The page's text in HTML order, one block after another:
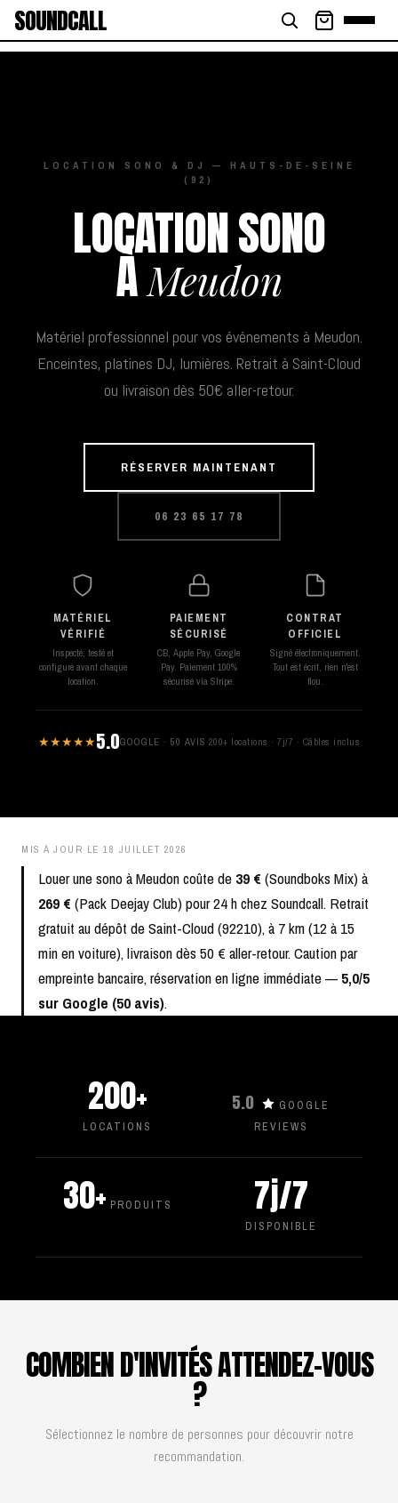
SOUNDCALL
LOCATION SONO & DJ — HAUTS-DE-SEINE
(92)
LOCATION SONO
ÀMeudon
Matériel professionnel pour vos événements à Meudon.
Enceintes, platines DJ, lumières. Retrait à Saint-Cloud
ou livraison dès 50€ aller-retour.
RÉSERVER MAINTENANT
06 23 65 17 78
MATÉRIEL
VÉRIFIÉ
Inspecté, testé et
configuré avant chaque
location.
PAIEMENT
SÉCURISÉ
CB, Apple Pay, Google
Pay. Paiement 100%
sécurisé via Stripe.
CONTRAT
OFFICIEL
Signé électroniquement.
Tout est écrit, rien n'est
flou.
★★★★★5.0GOOGLE · 50 AVIS ·200+ locations · 7j/7 · Câbles inclus
MIS À JOUR LE 18 JUILLET 2026
Louer une sono à Meudon coûte de 39 € (Soundboks Mix) à
269 € (Pack Deejay Club) pour 24 h chez Soundcall. Retrait
gratuit au dépôt de Saint-Cloud (92210), à 7 km (12 à 15
min en voiture), livraison dès 50 € aller-retour. Caution par
empreinte bancaire, réservation en ligne immédiate — 5,0/5
sur Google (50 avis).
200+
LOCATIONS
5.0
GOOGLE
REVIEWS
30+ PRODUITS 7j/7
DISPONIBLE
COMBIEN D'INVITÉS ATTENDEZ-VOUS
?
Sélectionnez le nombre de personnes pour découvrir notre
recommandation.